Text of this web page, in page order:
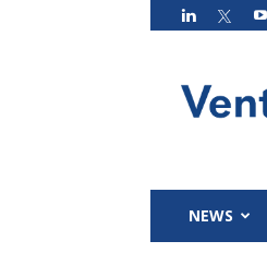
Magazin
NEWS